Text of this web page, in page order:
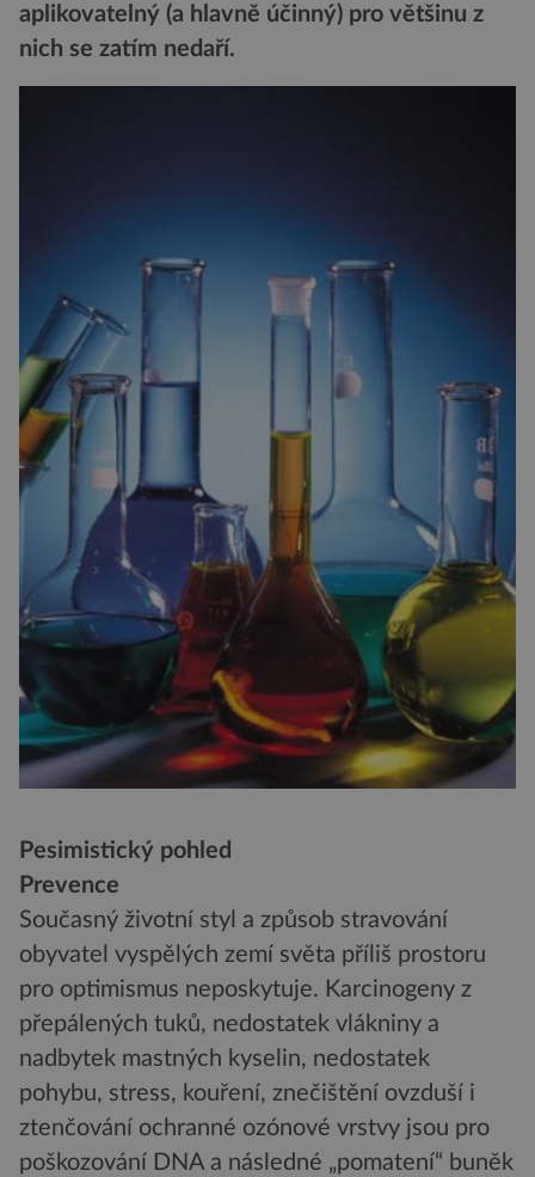
aplikovatelný (a hlavně účinný) pro většinu z
nich se zatím nedaří.
Pesimistický pohled
Prevence
Současný životní styl a způsob stravování
obyvatel vyspělých zemí světa příliš prostoru
pro optimismus neposkytuje. Karcinogeny z
přepálených tuků, nedostatek vlákniny a
nadbytek mastných kyselin, nedostatek
pohybu, stress, kouření, znečištění ovzduší i
ztenčování ochranné ozónové vrstvy jsou pro
poškozování DNA a následné „pomatení“ buněk